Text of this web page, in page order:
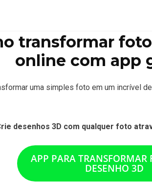
transformar
online com app
uma simples foto em um incrível
desenhos 3D com qualquer foto
APP PARA TRANSFORMAR
DESENHO 3D